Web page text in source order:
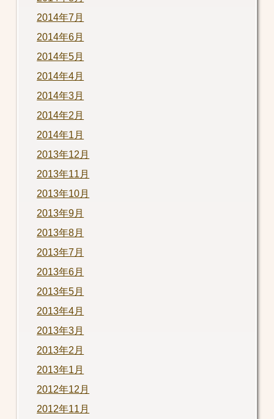
2014年7月
2014年6月
2014年5月
2014年4月
2014年3月
2014年2月
2014年1月
2013年12月
2013年11月
2013年10月
2013年9月
2013年8月
2013年7月
2013年6月
2013年5月
2013年4月
2013年3月
2013年2月
2013年1月
2012年12月
2012年11月